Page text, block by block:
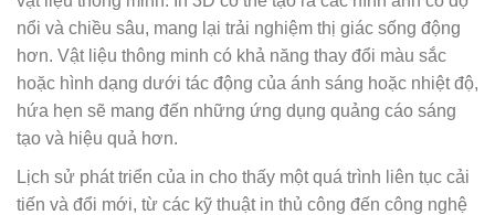
nổi và chiều sâu, mang lại trải nghiệm thị giác sống động
hơn. Vật liệu thông minh có khả năng thay đổi màu sắc
hoặc hình dạng dưới tác động của ánh sáng hoặc nhiệt độ,
hứa hẹn sẽ mang đến những ứng dụng quảng cáo sáng
tạo và hiệu quả hơn.
Lịch sử phát triển của in cho thấy một quá trình liên tục cải
tiến và đổi mới, từ các kỹ thuật in thủ công đến công nghệ